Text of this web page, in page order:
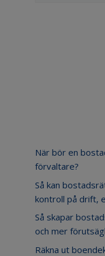
När bör en
förvaltare?
Så kan
kontroll på drift,
Så skapar
och mer
Räkna ut